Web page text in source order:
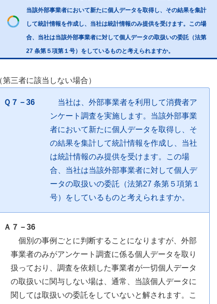
当該外部事業者において新たに個人データを取得し、その結果を集計
して統計情報を作成し、当社は統計情報のみ提供を受けます。この場
合、当社は当該外部事業者に対して個人データの取扱いの委託（法第
27 条第５項第１号）をしているものと考えられますか。
第三者に該当しない場合）
Ｑ７－36
当社は、外部事業者を利用して消費者ア
ンケート調査を実施します。当該外部事業
者において新たに個人データを取得し、そ
の結果を集計して統計情報を作成し、当社
は統計情報のみ提供を受けます。この場
合、当社は当該外部事業者に対して個人デ
ータの取扱いの委託（法第27 条第５項第１
号）をしているものと考えられますか。
Ａ７－36
個別の事例ごとに判断することになりますが、外部
事業者のみがアンケート調査に係る個人データを取り
扱っており、調査を依頼した事業者が一切個人データ
の取扱いに関与しない場は、通常、当該個人データに
関しては取扱いの委託をしていないと解されます。こ